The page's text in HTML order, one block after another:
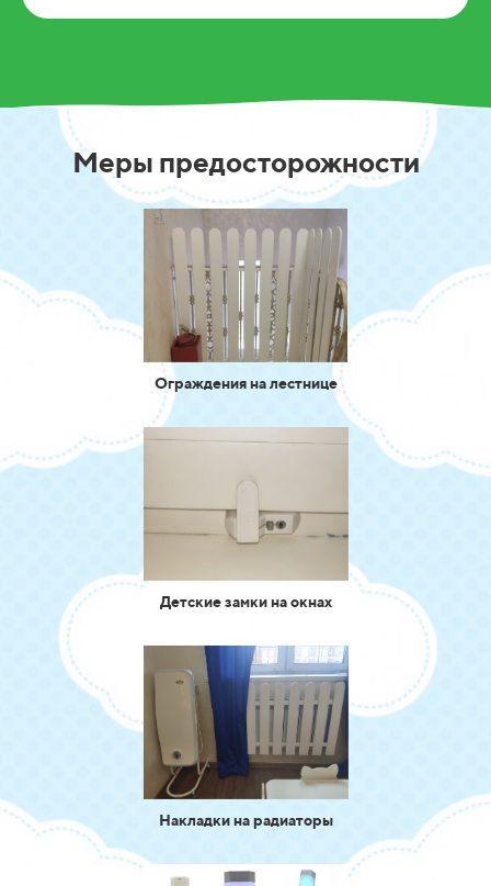
Меры предосторожности
Ограждения на лестнице
Детские замки на окнах
Накладки на радиаторы